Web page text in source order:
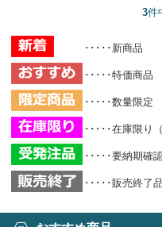
3件
･････新商品
･････特価商品
･････数量限定
･････在庫限り
･････要納期確
･････販売終了品